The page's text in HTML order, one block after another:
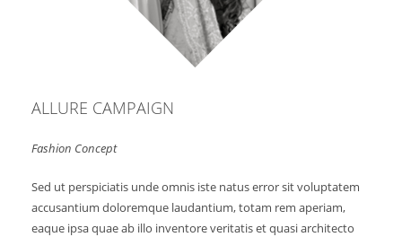
ALLURE CAMPAIGN
Fashion Concept
Sed ut perspiciatis unde omnis iste natus error sit voluptatem
accusantium doloremque laudantium, totam rem aperiam,
eaque ipsa quae ab illo inventore veritatis et quasi architecto